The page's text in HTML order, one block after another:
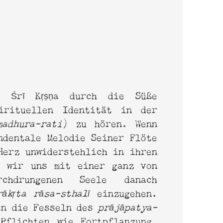
Kṛṣṇa durch die Süße
Identität in der
rati) zu hören. Wenn
Melodie Seiner Flöte
unwiderstehlich in ihren
wir uns mit einer ganz von
Seele danach
rāsa-sthalīeinzugehen.
die Fesseln des prājāpatya-
wie Fortpflanzung,